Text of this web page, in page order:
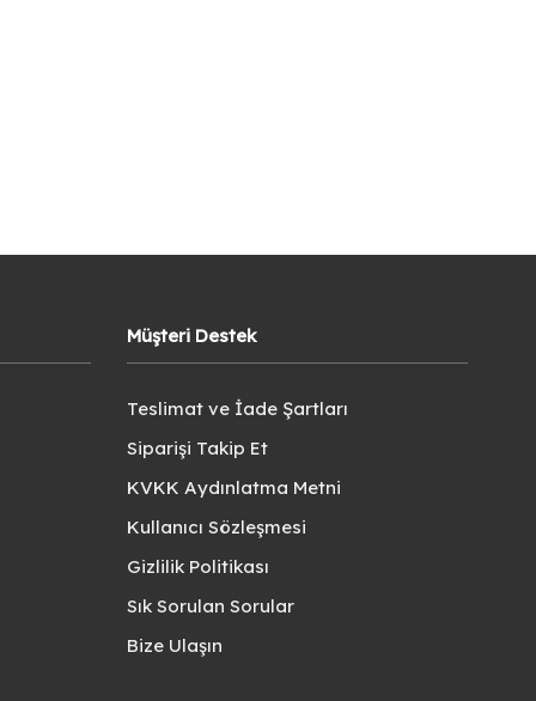
Müşteri Destek
Teslimat ve İade Şartları
Siparişi Takip Et
KVKK Aydınlatma Metni
Kullanıcı Sözleşmesi
Gizlilik Politikası
Sık Sorulan Sorular
Bize Ulaşın